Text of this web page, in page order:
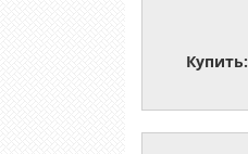
Купить: